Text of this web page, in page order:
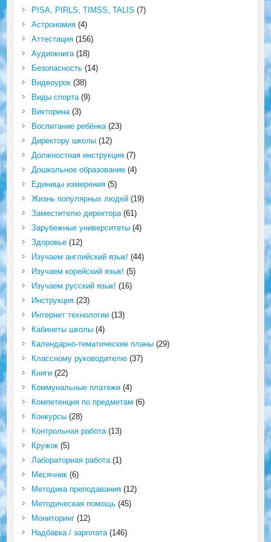
PISA, PIRLS, TIMSS, TALIS (7)
Астрономия(4)
Аттестация(156)
Аудиокнига(18)
Безопасность(14)
Видеоурок(38)
Виды спорта(9)
Викторина(3)
Воспитание ребёнка(23)
Директору школы(12)
Должностная инструкция(7)
Дошкольное образование(4)
Единицы измерения(5)
Жизнь популярных людей(19)
Заместителю директора(61)
Зарубежные университеты(4)
Здоровье(12)
Изучаем английский язык! (44)
Изучаем корейский язык! (5)
Изучаем русский язык! (16)
Инструкция(23)
Интернет технологии(13)
Кабинеты школы(4)
Календарно-тематические планы(29)
Классному руководителю(37)
Книги(22)
Коммунальные платежи(4)
Компетенция по предметам (6)
Конкурсы(28)
Контрольная работа(13)
Кружок(5)
Лабораторная работа(1)
Месячник(6)
Методика преподавания(12)
Методическая помощь(45)
Мониторинг(12)
Надбавка / зарплата(146)